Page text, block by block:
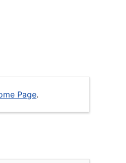
Page.